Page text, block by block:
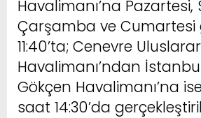
Havalimanı’na Pazartesi,
Çarşamba ve Cumartesi
11:40’ta; Cenevre
Havalimanı’ndan
Gökçen Havalimanı’na
saat 14:30’da